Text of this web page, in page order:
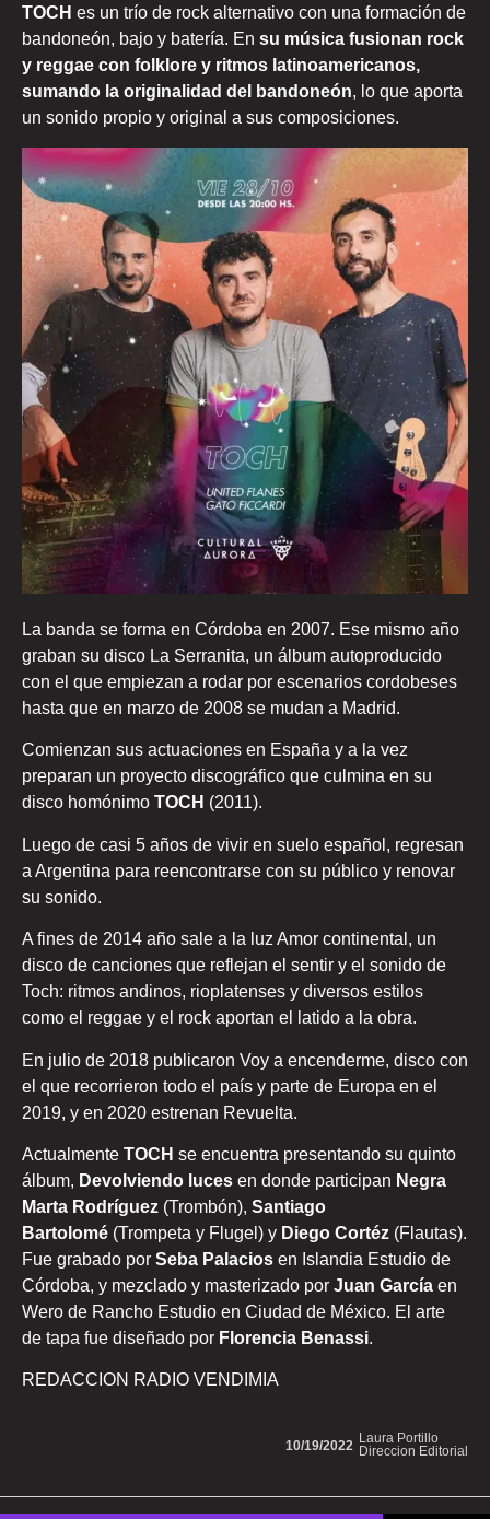
TOCH es un trío de rock alternativo con una formación de
bandoneón, bajo y batería. En su música fusionan rock
y reggae con folklore y ritmos latinoamericanos,
sumando la originalidad del bandoneón, lo que aporta
un sonido propio y original a sus composiciones.
La banda se forma en Córdoba en 2007. Ese mismo año
graban su disco La Serranita, un álbum autoproducido
con el que empiezan a rodar por escenarios cordobeses
hasta que en marzo de 2008 se mudan a Madrid.
Comienzan sus actuaciones en España y a la vez
preparan un proyecto discográfico que culmina en su
disco homónimo TOCH (2011).
Luego de casi 5 años de vivir en suelo español, regresan
a Argentina para reencontrarse con su público y renovar
su sonido.
A fines de 2014 año sale a la luz Amor continental, un
disco de canciones que reflejan el sentir y el sonido de
Toch: ritmos andinos, rioplatenses y diversos estilos
como el reggae y el rock aportan el latido a la obra.
En julio de 2018 publicaron Voy a encenderme, disco con
el que recorrieron todo el país y parte de Europa en el
2019, y en 2020 estrenan Revuelta.
Actualmente TOCH se encuentra presentando su quinto
álbum, Devolviendo luces en donde participan Negra
Marta Rodríguez (Trombón), Santiago
Bartolomé (Trompeta y Flugel) y Diego Cortéz (Flautas).
Fue grabado por Seba Palacios en Islandia Estudio de
Córdoba, y mezclado y masterizado por Juan García en
Wero de Rancho Estudio en Ciudad de México. El arte
de tapa fue diseñado por Florencia Benassi.
REDACCION RADIO VENDIMIA
Laura Portillo
Direccion Editorial
10/19/2022